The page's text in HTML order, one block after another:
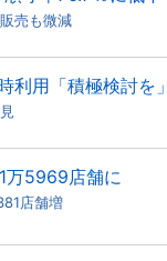
売も微減
利用「積極検討を
万5969店舗に
店舗増